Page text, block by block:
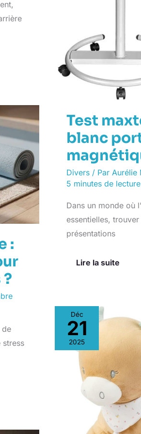
Test
blanc
Divers / Par Aurélie
5 minutes de lecture
Dans un monde où
essentielles,
présentations
Lire la suite
:
de
stress
Déc
21
2025
Avis
:
couverture
Lapidou
Nattou
turquoise,
assurée